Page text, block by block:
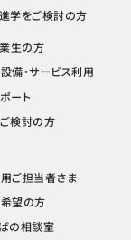
学をご検討の方
生の方
備・サービス利用
ート
検討の方
ご担当者さま
望の方
の相談室